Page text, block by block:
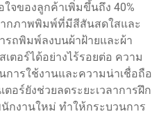
ใจของลูกค้าเพิ่มขึ้นถึง 40%
ากภาพพิมพ์ที่มีสีสันสดใสและ
รถพิมพ์ลงบนผ้าฝ้ายและผ้า
เตอร์ได้อย่างไร้รอยต่อ ความ
การใช้งานและความน่าเชื่อถือ
ตอร์ยังช่วยลดระยะเวลาการฝึก
กงานใหม่ ทำให้กระบวนการ